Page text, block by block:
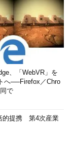
、「WebVR」を
へ──Firefox／Chro
で
的提携 第4次産業